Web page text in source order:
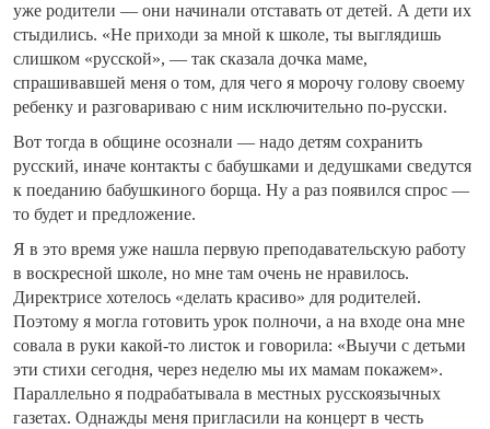
уже родители — они начинали отставать от детей. А дети их
стыдились. «Не приходи за мной к школе, ты выглядишь
слишком «русской», — так сказала дочка маме,
спрашивавшей меня о том, для чего я морочу голову своему
ребенку и разговариваю с ним исключительно по-русски.
Вот тогда в общине осознали — надо детям сохранить
русский, иначе контакты с бабушками и дедушками сведутся
к поеданию бабушкиного борща. Ну а раз появился спрос —
то будет и предложение.
Я в это время уже нашла первую преподавательскую работу
в воскресной школе, но мне там очень не нравилось.
Директрисе хотелось «делать красиво» для родителей.
Поэтому я могла готовить урок полночи, а на входе она мне
совала в руки какой-то листок и говорила: «Выучи с детьми
эти стихи сегодня, через неделю мы их мамам покажем».
Параллельно я подрабатывала в местных русскоязычных
газетах. Однажды меня пригласили на концерт в честь